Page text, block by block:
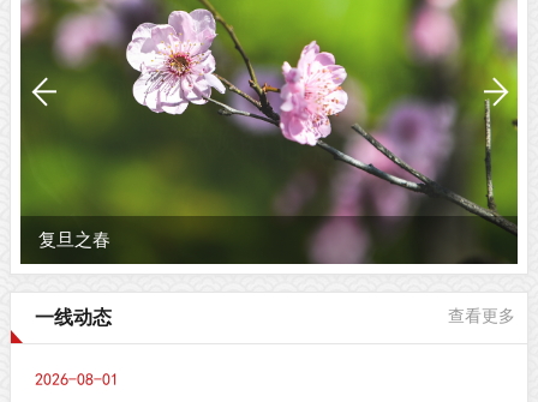
复旦之春
一线动态 查看更多
2026-08-01